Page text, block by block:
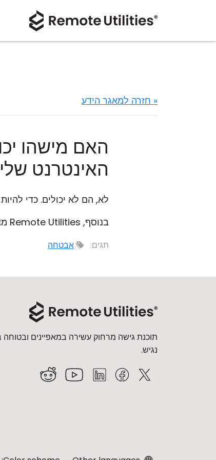
« חזרה למאגר הידע
האם מישהו
האינטרנט
לא, הם לא יכולים. כדי
בנוסף, Remote Utilities מציעה מספר תכונות אבטחה שכאשר הן מופעלות יחזקו את האבטחה שלך עוד יותר. ראה
תגים: אבטחה
תוכנת גישה מרחוק עשירה במאפיינים
נגיש.